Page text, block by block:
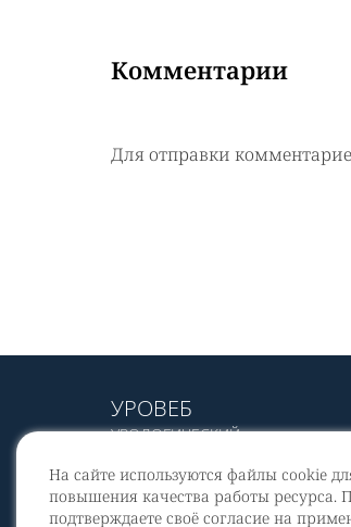
На сайте используются файлы cookie
повышения качества работы ресурса.
подтверждаете своё согласие на
Комментарии
Для отправки
УРОВЕБ
УРОЛОГИЧЕСКИЙ
© 2002 - 2026
МЕДИАКИТ 2023